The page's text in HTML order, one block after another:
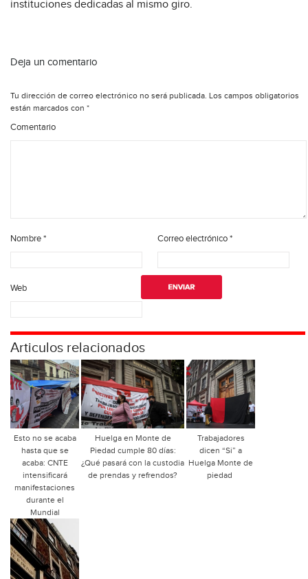
instituciones dedicadas al mismo giro.
Deja un comentario
Tu dirección de correo electrónico no será publicada. Los campos obligatorios
están marcados con *
Comentario
Nombre* Correo electrónico*
Web
Articulos relacionados
Esto no se acaba
hasta que se
acaba: CNTE
intensificará
manifestaciones
durante el
Mundial
Huelga en Monte de
Piedad cumple 80 días:
¿Qué pasará con la custodia
de prendas y refrendos?
Trabajadores
dicen “Si” a
Huelga Monte de
piedad